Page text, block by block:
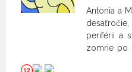
Antonia a
periférii a
zomrie po